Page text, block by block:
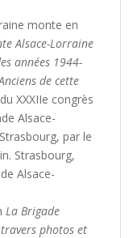
monte en
Alsace-Lorraine
années 1944-
de cette
XXXIIe congrès
Alsace-
par le
Strasbourg,
Alsace-
La Brigade
photos et